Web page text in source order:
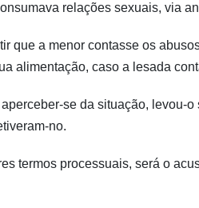
relações sexuais, via
que a menor contasse os
alimentação, caso a lesada
se da situação, levou-
no.
termos processuais, será o